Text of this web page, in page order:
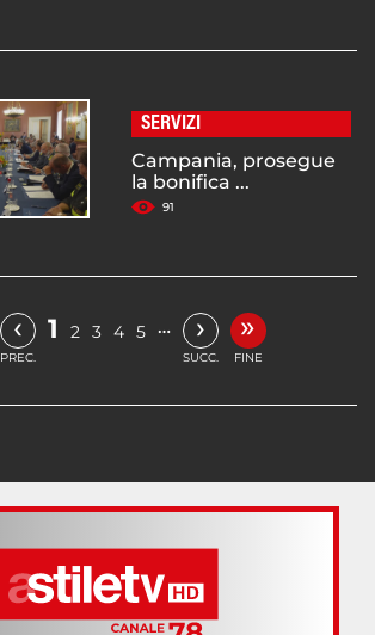
SERVIZI
Campania, prosegue
la bonifica ...
91
‹
PREC.
1 2 3 4 5 … ›
SUCC.
»
FINE